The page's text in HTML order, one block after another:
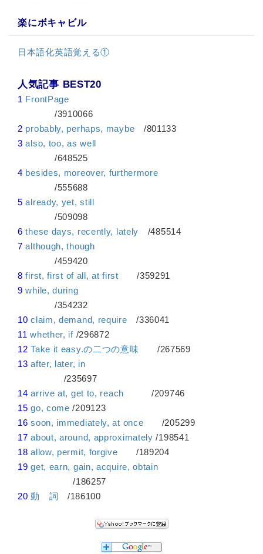
楽にボキャビル
日本語化英語覚える①
人気記事 BEST20
1 FrontPage
/3910066
2 probably, perhaps, maybe /801133
3 also, too, as well
/648525
4 besides, moreover, furthermore
/555688
5 already, yet, still
/509098
6 these days, recently, lately /485514
7 although, though
/459420
8 first, first of all, at first /359291
9 while, during
/354232
10 claim, demand, require /336041
11 whether, if/296872
12 Take it easy.の二つの意味 /267569
13 after, later, in
/235697
14 arrive at, get to, reach /209746
15 go, come /209123
16 soon, immediately, at once /205299
17 about, around, approximately /198541
18 allow, permit, forgive /189204
19 get, earn, gain, acquire, obtain
/186257
20 動 詞 /186100